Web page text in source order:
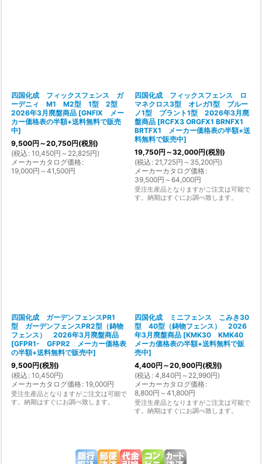
四国化成 フィックスフェンス ガ
ーデニィ M1 M2型 1型 2型
2026年3月廃盤商品 [GNFIX メー
カー価格表の半額+送料無料で販売
中]
9,500円 ～20,750円(税別)
(税込 : 10,450円 ～22,825円)
メーカーカタログ価格:
19,000円 ～41,500円
四国化成 フィックスフェンス ロ
マネクロス3型 オレガ1型 ブルー
ノ1型 ブラント1型 2026年3月廃
盤商品 [RCFX3 ORGFX1 BRNFX1
BRTFX1 メーカー価格表の半額+送
料無料で販売中]
19,750円 ～32,000円(税別)
(税込 : 21,725円 ～35,200円)
メーカーカタログ価格:
39,500円 ～64,000円
受注生産品となりますがご注文は可能で
す。納期はすぐにお調べ致します。
四国化成 ガーデンフェンスPR1
型 ガーデンフェンスPR2型（鋳物
フェンス） 2026年3月廃盤商品
[GFPR1- GFPR2 メーカー価格表
の半額+送料無料で販売中]
9,500円(税別)
(税込 : 10,450円)
メーカーカタログ価格: 19,000円
受注生産品となりますがご注文は可能で
す。納期はすぐにお調べ致します。
四国化成 ミニフェンス こみき30
型 40型（鋳物フェンス） 2026
年3月廃盤商品 [KMK30 KMK40
メーカ価格表の半額+送料無料で販
売中]
4,400円 ～20,900円(税別)
(税込 : 4,840円 ～22,990円)
メーカーカタログ価格:
8,800円 ～41,800円
受注生産品となりますがご注文は可能で
す。納期はすぐにお調べ致します。